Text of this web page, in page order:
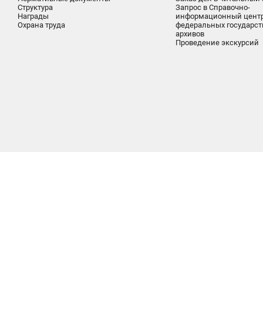
Структура
Награды
Охрана труда
Запрос в Справочно-
информационный
федеральных
архивов
Проведение экскурсий